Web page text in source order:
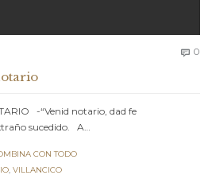
 0
-“Venid notario, dad fe
A…
CON TODO
, VILLANCICO